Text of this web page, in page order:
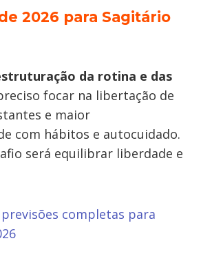
2026 para Sagitário
da rotina e das
focar na libertação de
e maior
com hábitos e autocuidado.
será equilibrar liberdade e
completas para